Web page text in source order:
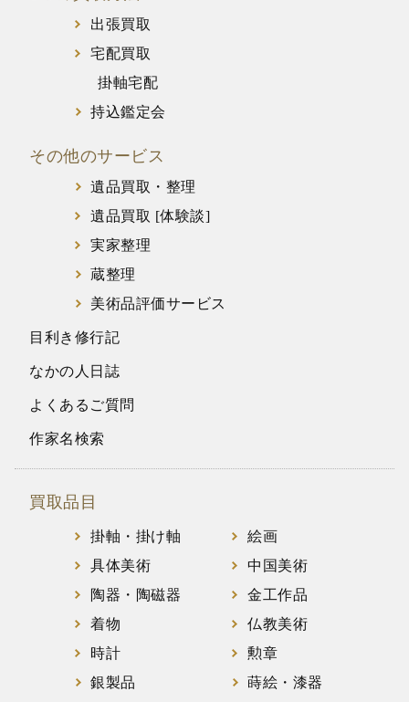
出張買取
宅配買取
掛軸宅配
持込鑑定会
その他のサービス
遺品買取・整理
遺品買取 [体験談]
実家整理
蔵整理
美術品評価サービス
目利き修行記
なかの人日誌
よくあるご質問
作家名検索
買取品目
掛軸・掛け軸
絵画
具体美術
中国美術
陶器・陶磁器
金工作品
着物
仏教美術
時計
勲章
銀製品
蒔絵・漆器